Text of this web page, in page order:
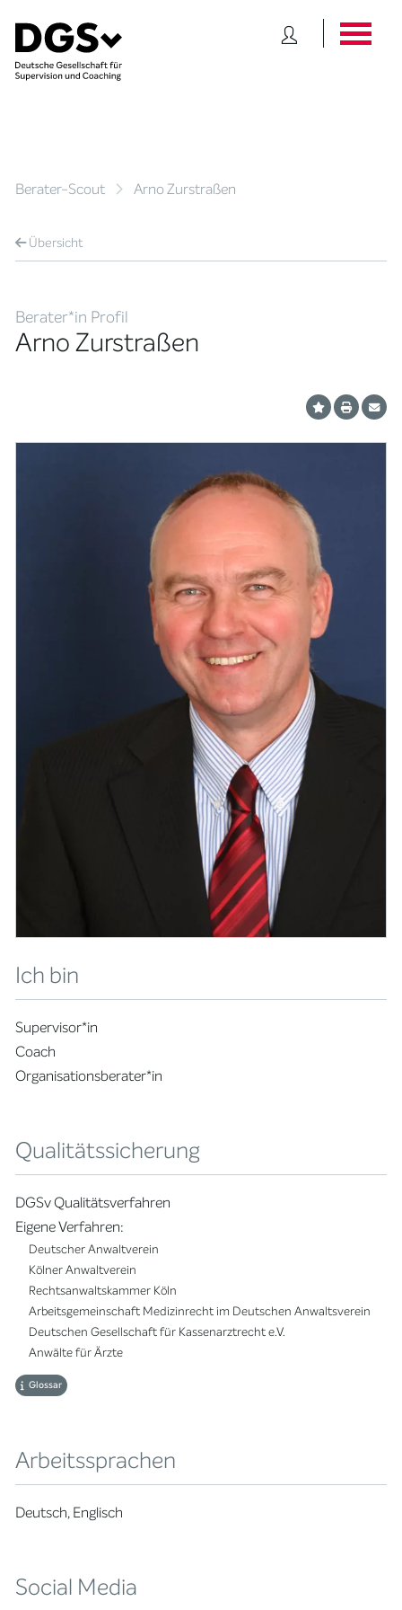
Berater-Scout Arno Zurstraßen
Übersicht
Berater*in Profil
Arno Zurstraßen
Ich bin
Supervisor*in
Coach
Organisationsberater*in
Qualitätssicherung
DGSv Qualitätsverfahren
Eigene Verfahren:
Deutscher Anwaltverein
Kölner Anwaltverein
Rechtsanwaltskammer Köln
Arbeitsgemeinschaft Medizinrecht im Deutschen Anwaltsverein
Deutschen Gesellschaft für Kassenarztrecht e.V.
Anwälte für Ärzte
Glossar
Arbeitssprachen
Deutsch, Englisch
Social Media